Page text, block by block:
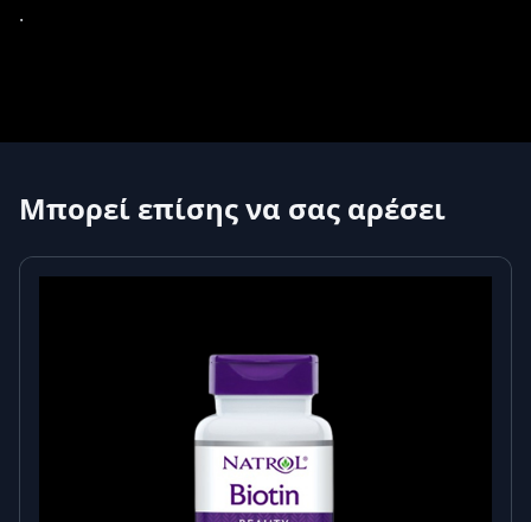
.
Μπορεί επίσης να σας αρέσει